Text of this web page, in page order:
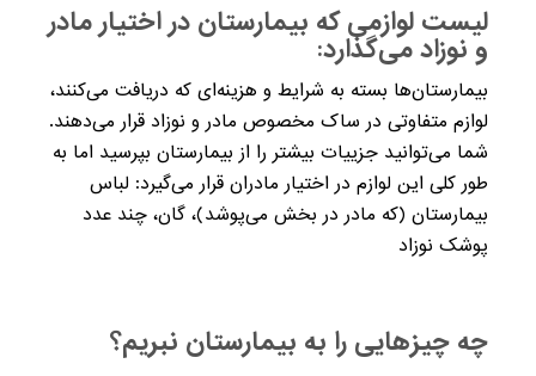
لیست لوازمی که بیمارستان در اختیار مادر
و نوزاد می‌گذارد:
بیمارستان‌ها بسته به شرایط ‌و هزینه‌ای که دریافت می‌کنند،
لوازم متفاوتی در ساک مخصوص مادر و نوزاد قرار می‌دهند.
شما می‌توانید جزییات بیشتر را از بیمارستان بپرسید اما به
طور کلی این لوازم در اختیار مادران قرار می‌گیرد: لباس
بیمارستان (که مادر در بخش می‌پوشد)، گان، چند عدد
پوشک نوزاد
چه چیزهایی را به بیمارستان نبریم؟